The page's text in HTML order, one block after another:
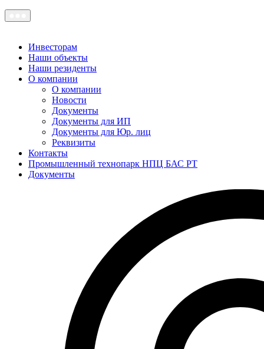
Инвесторам
Наши объекты
Наши резиденты
О компании
О компании
Новости
Документы
Документы для ИП
Документы для Юр. лиц
Реквизиты
Контакты
Промышленный технопарк НПЦ БАС РТ
Документы